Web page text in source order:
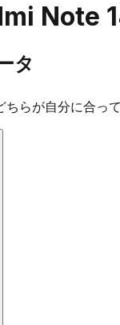
Note
タ
らが自分に合っ